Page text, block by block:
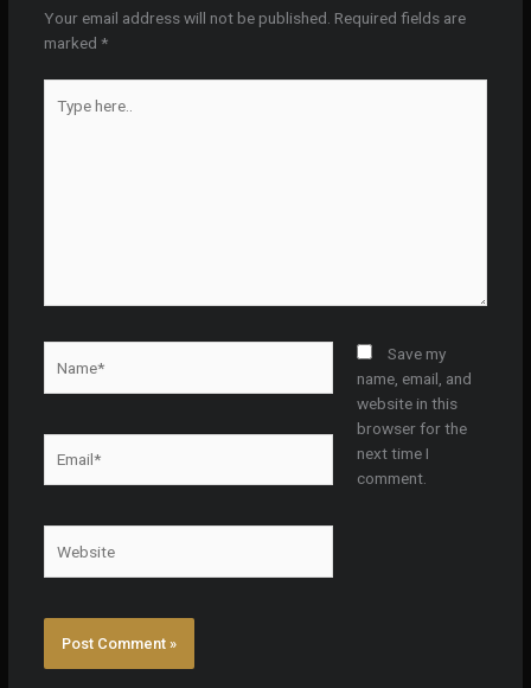
Your email address will not be published. Required fields are
marked *
here..
Save my
name, email, and
website in this
browser for the
next time I
comment.